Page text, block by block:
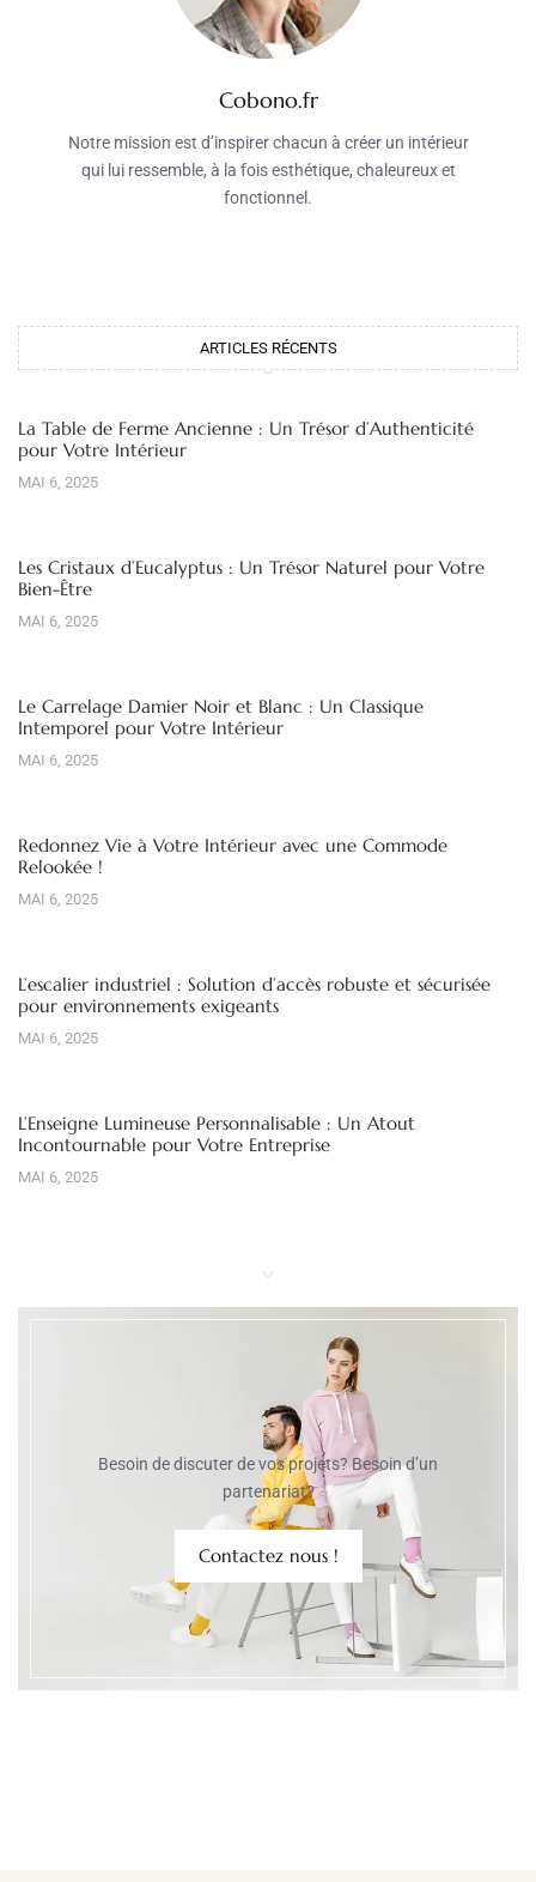
Cobono.fr
Notre mission est d’inspirer chacun à créer un intérieur
qui lui ressemble, à la fois esthétique, chaleureux et
fonctionnel.
ARTICLES RÉCENTS
La Table de Ferme Ancienne : Un Trésor d’Authenticité
pour Votre Intérieur
MAI 6, 2025
Les Cristaux d’Eucalyptus : Un Trésor Naturel pour Votre
Bien-Être
MAI 6, 2025
Le Carrelage Damier Noir et Blanc : Un Classique
Intemporel pour Votre Intérieur
MAI 6, 2025
Redonnez Vie à Votre Intérieur avec une Commode
Relookée !
MAI 6, 2025
L’escalier industriel : Solution d’accès robuste et sécurisée
pour environnements exigeants
MAI 6, 2025
L’Enseigne Lumineuse Personnalisable : Un Atout
Incontournable pour Votre Entreprise
MAI 6, 2025
Besoin de discuter de vos projets? Besoin d’un
partenariat?
Contactez nous !